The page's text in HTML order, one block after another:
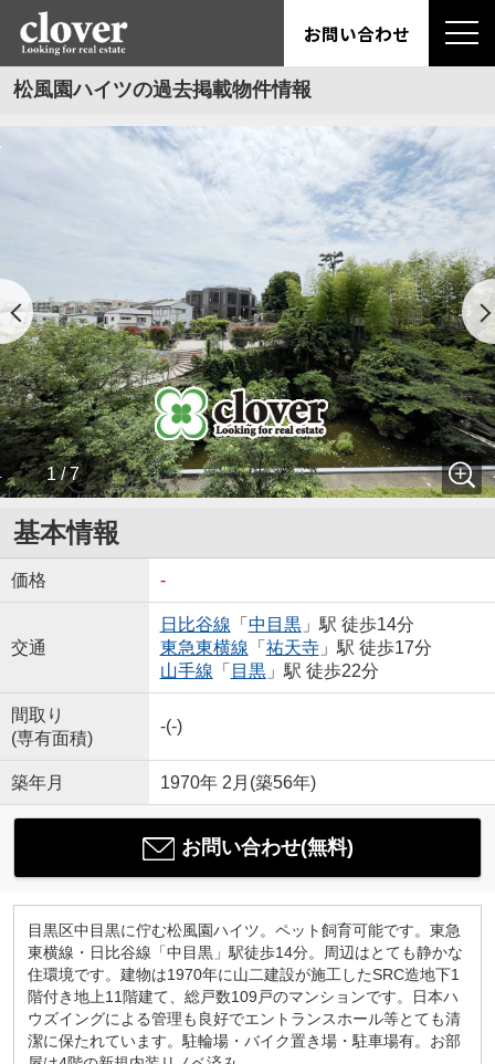
お問い合わせ
松風園ハイツの過去掲載物件情報
1 / 7
基本情報
価格 -
交通
日比谷線 「 中目黒」駅 徒歩14分
東急東横線 「 祐天寺」駅 徒歩17分
山手線 「 目黒」駅 徒歩22分
間取り
(専有面積)
-(-)
築年月 1970年 2月(築56年)
お問い合わせ(無料)
目黒区中目黒に佇む松風園ハイツ。ペット飼育可能です。東急
東横線・日比谷線「中目黒」駅徒歩14分。周辺はとても静かな
住環境です。建物は1970年に山二建設が施工したSRC造地下1
階付き地上11階建て、総戸数109戸のマンションです。日本ハ
ウズイングによる管理も良好でエントランスホール等とても清
潔に保たれています。駐輪場・バイク置き場・駐車場有。お部